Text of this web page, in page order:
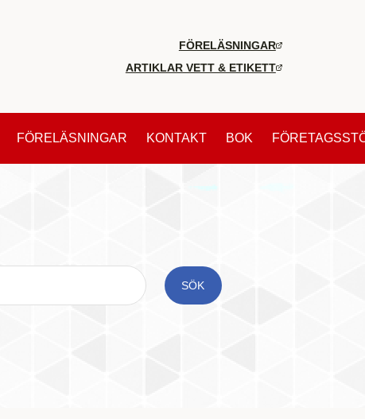
FÖRELÄSNINGAR
ARTIKLAR VETT & ETIKETT
FÖRELÄSNINGAR KONTAKT BOK